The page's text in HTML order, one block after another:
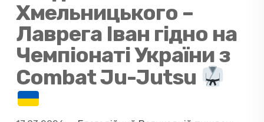
Хмельницького –
Лаврега Іван гідно на
Чемпіонаті України з
Combat Ju-Jutsu